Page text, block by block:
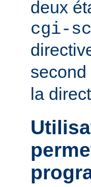
deux
cgi-
second
la